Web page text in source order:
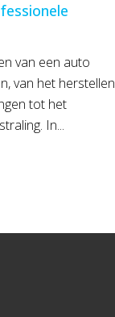
van een auto
van het herstellen
tot het
In...